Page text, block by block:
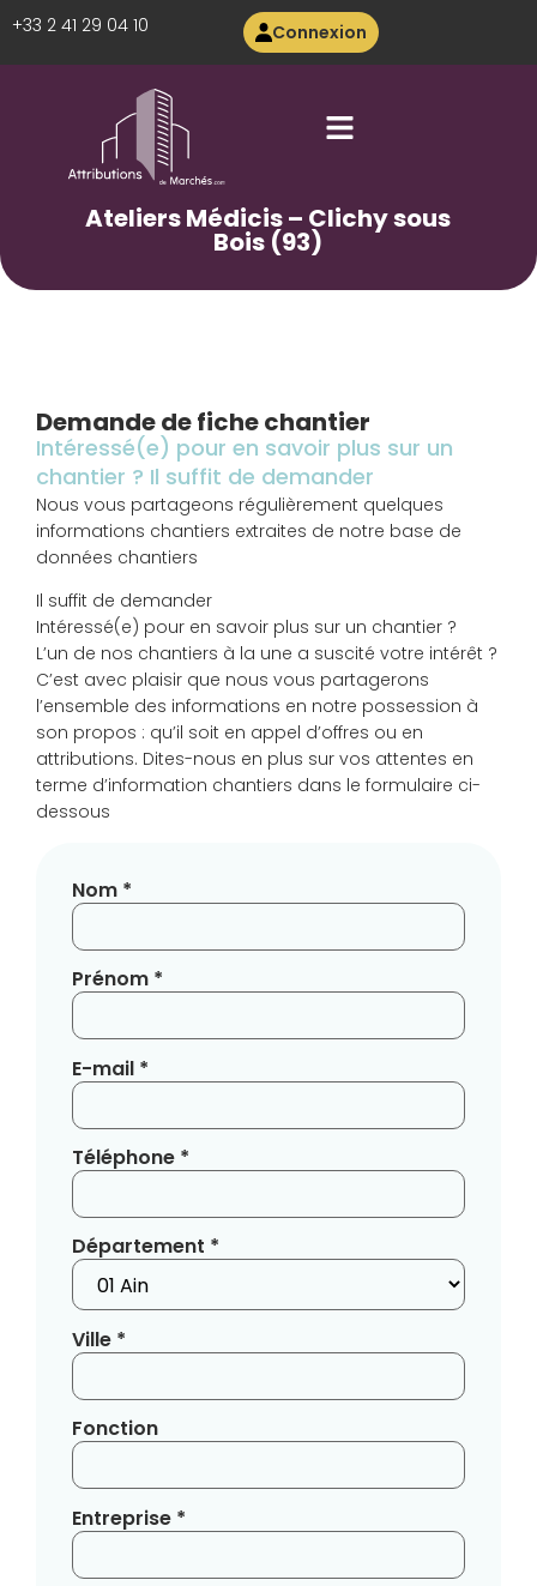
+33 2 41 29 04 10 Connexion
Ateliers Médicis – Clichy sous
Bois (93)
Demande de fiche chantier
Intéressé(e) pour en savoir plus sur un
chantier ? Il suffit de demander
Nous vous partageons régulièrement quelques
informations chantiers extraites de notre base de
données chantiers
Il suffit de demander
Intéressé(e) pour en savoir plus sur un chantier ?
L’un de nos chantiers à la une a suscité votre intérêt ?
C’est avec plaisir que nous vous partagerons
l’ensemble des informations en notre possession à
son propos : qu’il soit en appel d’offres ou en
attributions. Dites-nous en plus sur vos attentes en
terme d’information chantiers dans le formulaire ci-
dessous
Nom *
Prénom *
E-mail *
Téléphone *
Département *
Ville *
Fonction
Entreprise *